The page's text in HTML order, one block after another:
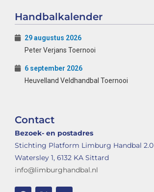
Handbalkalender
29 augustus 2026
Peter Verjans Toernooi
6 september 2026
Heuvelland Veldhandbal Toernooi
Contact
Bezoek- en postadres
Stichting Platform Limburg Handbal 2.0
Watersley 1, 6132 KA Sittard
info@limburghandbal.nl